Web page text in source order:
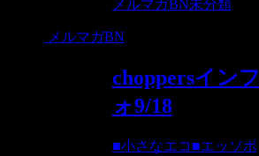
メルマガBN未分類
メルマガBN
choppersインフ
ォ9/18
■小さなエコ■エッソボ